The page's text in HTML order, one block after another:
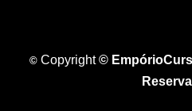
© Copyright©